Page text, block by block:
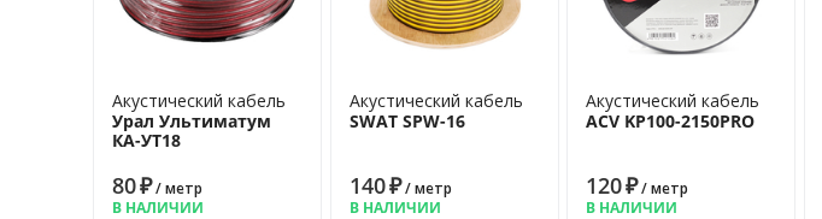
Акустический кабель
Урал Ультиматум
КА-УT18
80₽/ метр
В НАЛИЧИИ
Акустический кабель
SWAT SPW-16
140₽/ метр
В НАЛИЧИИ
Акустический кабель
ACV KP100-2150PRO
120₽/ метр
В НАЛИЧИИ